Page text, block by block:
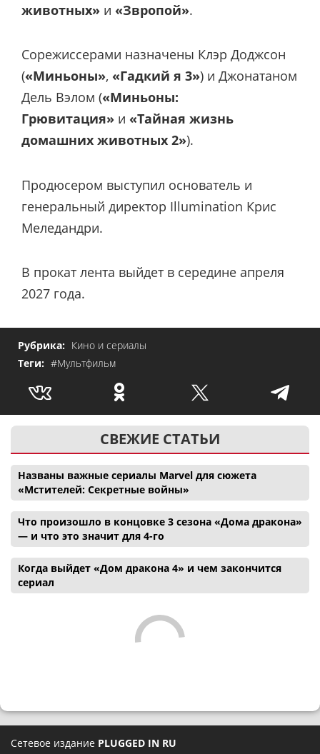
животных» и «Звропой».
Сорежиссерами назначены Клэр Доджсон
(«Миньоны», «Гадкий я 3») и Джонатаном
Дель Вэлом («Миньоны:
Грювитация» и «Тайная жизнь
домашних животных 2»).
Продюсером выступил основатель и
генеральный директор Illumination Крис
Меледандри.
В прокат лента выйдет в середине апреля
2027 года.
Рубрика: Кино и сериалы
Теги: #Мультфильм
СВЕЖИЕ СТАТЬИ
Названы важные сериалы Marvel для сюжета
«Мстителей: Секретные войны»
Что произошло в концовке 3 сезона «Дома дракона»
— и что это значит для 4-го
Когда выйдет «Дом дракона 4» и чем закончится
сериал
Сетевое издание PLUGGED IN RU